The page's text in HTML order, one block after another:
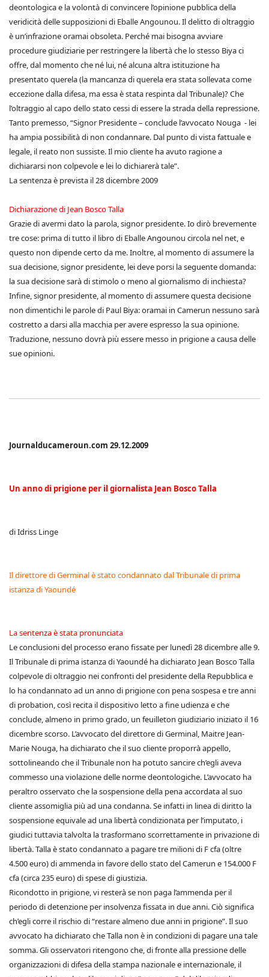
deontologica e la volontà di convincere l’opinione pubblica della
veridicità delle supposizioni di Eballe Angounou. Il delitto di oltraggio
è un’infrazione oramai obsoleta. Perché mai bisogna avviare
procedure giudiziarie per restringere la libertà che lo stesso Biya ci
offre, dal momento che né lui, né alcuna altra istituzione ha
presentato querela (la mancanza di querela era stata sollevata come
eccezione dalla difesa, ma essa è stata respinta dal Tribunale)? Che
l’oltraggio al capo dello stato cessi di essere la strada della repressione.
Tanto premesso, “Signor Presidente – conclude l’avvocato Nouga - lei
ha ampia possibilità di non condannare. Dal punto di vista fattuale e
legale, il reato non sussiste. Il mio cliente ha avuto ragione a
dichiararsi non colpevole e lei lo dichiarerà tale”.
La sentenza è prevista il 28 dicembre 2009
Dichiarazione di Jean Bosco Talla
Grazie di avermi dato la parola, signor presidente. Io dirò brevemente
tre cose: prima di tutto il libro di Eballe Angounou circola nel net, e
questo non dipende certo da me. Inoltre, al momento di assumere la
sua decisione, signor presidente, lei deve porsi la seguente domanda:
la sua decisione sarà di stimolo o meno al giornalismo di inchiesta?
Infine, signor presidente, al momento di assumere questa decisione
non dimentichi le parole di Paul Biya: oramai in Camerun nessuno sarà
costretto a darsi alla macchia per avere espresso la sua opinione.
Traduzione, nessuno dovrà più essere messo in prigione a causa delle
sue opinioni.
Journalducameroun.com 29.12.2009
Un anno di prigione per il giornalista Jean Bosco Talla
di Idriss Linge
Il direttore di Germinal è stato condannato dal Tribunale di prima
istanza di Yaoundé
La sentenza è stata pronunciata
Le conclusioni del processo erano fissate per lunedì 28 dicembre alle 9.
Il Tribunale di prima istanza di Yaoundé ha dichiarato Jean Bosco Talla
colpevole di oltraggio nei confronti del presidente della Repubblica e
lo ha condannato ad un anno di prigione con pena sospesa e tre anni
di probation, così recita il dispositivo letto a fine udienza e che
conclude, almeno in primo grado, un feuilleton giudiziario iniziato il 16
dicembre scorso. L’avvocato del direttore di Germinal, Maitre Jean-
Marie Nouga, ha dichiarato che il suo cliente proporrà appello,
sottolineando che il Tribunale non ha potuto sancire ch’egli aveva
commesso una violazione delle norme deontologiche. L’avvocato ha
peraltro osservato che la sospensione della pena accordata al suo
cliente assomiglia più ad una condanna. Se infatti in linea di diritto la
sospensione equivale ad una libertà condizionata per l’imputato, i
giudici tuttavia talvolta la trasformano scorrettamente in privazione di
libertà. Talla è stato condannato a pagare tre milioni di F cfa (oltre
4.500 euro) di ammenda in favore dello stato del Camerun e 154.000 F
cfa (circa 235 euro) di spese di giustizia.
Ricondotto in prigione, vi resterà se non paga l’ammenda per il
periodo di detenzione per insolvenza fissata in due anni. Ciò significa
ch’egli corre il rischio di “restare almeno due anni in prigione”. Il suo
avvocato ha dichiarato che Talla non è in condizioni di pagare una tale
somma. Gli osservatori ritengono che, di fronte alla pressione delle
organizzazioni di difesa della stampa nazionale e internazionale, il